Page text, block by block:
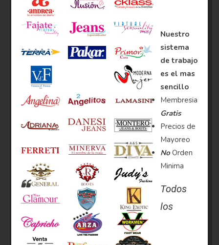
Nuestro
sistema
de trabajo
es el mas
sencillo
Membresia
Gratis
Precios de
Mayoreo
No Orden
Minima
Todos
los